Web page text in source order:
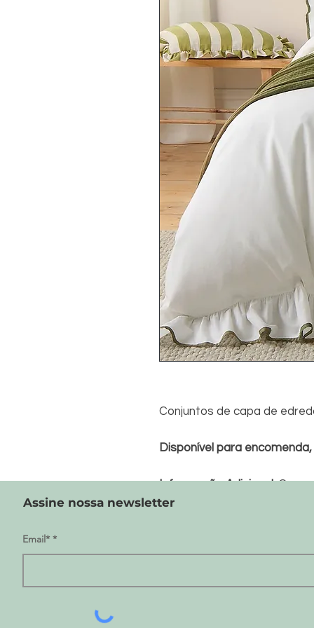
Conjuntos de capa de
Disponível para
Informação Adicional:O
dependendo das taxas e
Assine nossa newsletter
Email*